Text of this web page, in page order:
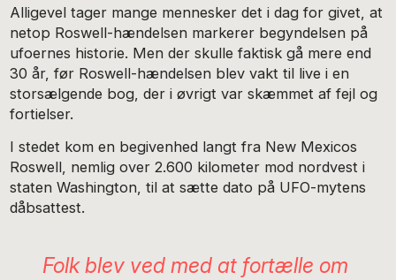
Alligevel tager mange mennesker det i dag for givet, at
netop Roswell-hændelsen markerer begyndelsen på
ufoernes historie. Men der skulle faktisk gå mere end
30 år, før Roswell-hændelsen blev vakt til live i en
storsælgende bog, der i øvrigt var skæmmet af fejl og
fortielser.
I stedet kom en begivenhed langt fra New Mexicos
Roswell, nemlig over 2.600 kilometer mod nordvest i
staten Washington, til at sætte dato på UFO-mytens
dåbsattest.
Folk blev ved med at fortælle om